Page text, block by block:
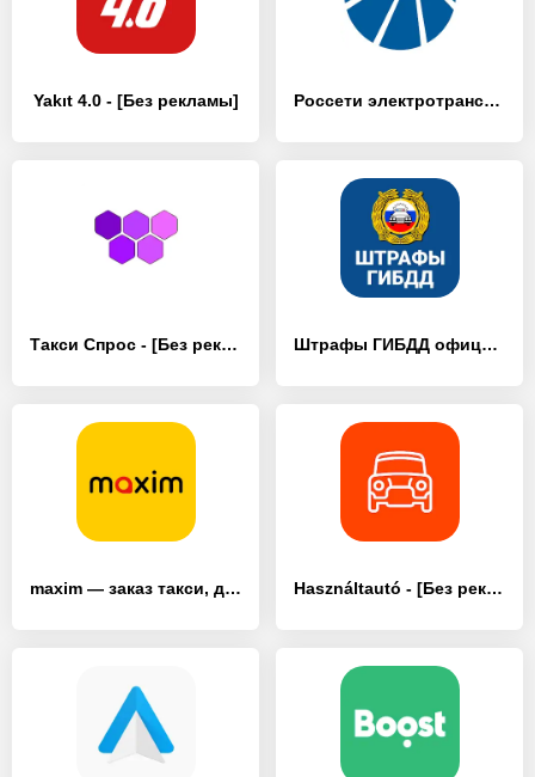
Yakıt 4.0 - [Без рекламы] Россети электротранспорт - [Без рекламы]
Такси Спрос - [Без рекламы] Штрафы ГИБДД официальные ОСАГО - [Без рекламы]
maxim — заказ такси, доставка - [Без рекламы] Használtautó - [Без рекламы]